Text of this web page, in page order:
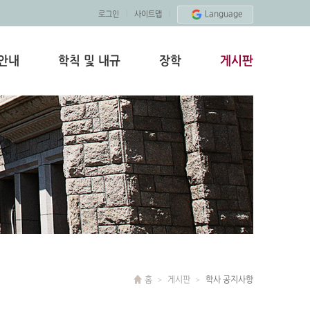
로그인 사이트맵 Language
내 학칙 및 내규 장학 게시판
홈 게시판 학사 공지사항